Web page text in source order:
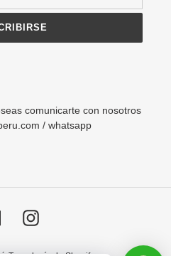
comunicarte con nosotros
/ whatsapp
FacebookInstagram